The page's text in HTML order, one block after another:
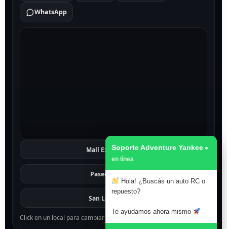
WhatsApp
Mall Excelsior Ver
Paseo 1811
San Lorenzo
Click en un local para cambiar el mapa.
Soporte Adventure Yankee
Hola! ¿Buscás un auto RC o
repuesto?
Te ayudamos ahora mismo